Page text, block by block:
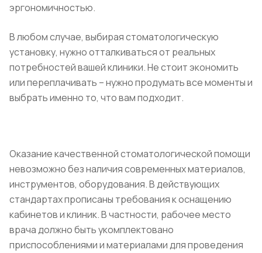
эргономичностью.
В любом случае, выбирая стоматологическую
установку, нужно отталкиваться от реальных
потребностей вашей клиники. Не стоит экономить
или переплачивать – нужно продумать все моменты и
выбрать именно то, что вам подходит.
Оказание качественной стоматологической помощи
невозможно без наличия современных материалов,
инструментов, оборудования. В действующих
стандартах прописаны требования к оснащению
кабинетов и клиник. В частности, рабочее место
врача должно быть укомплектовано
приспособлениями и материалами для проведения